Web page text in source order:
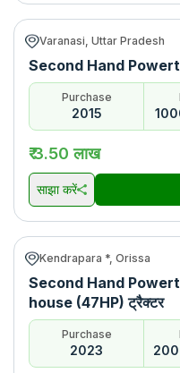
Varanasi, Uttar Pradesh
Second Hand
Purchase
2015
₹ 3.50 लाख
साझा करें
Kendrapara *, Orissa
Second Hand
house (47HP) ट्रैक्टर
Purchase
2023